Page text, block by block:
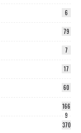
6
79
7
17
60
166
9
370